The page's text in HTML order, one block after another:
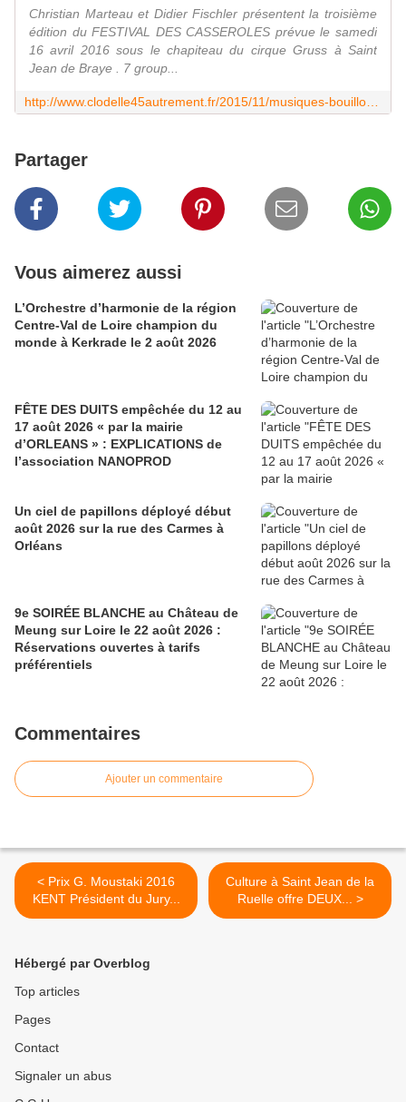
Christian Marteau et Didier Fischler présentent la troisième
édition du FESTIVAL DES CASSEROLES prévue le samedi
16 avril 2016 sous le chapiteau du cirque Gruss à Saint
Jean de Braye . 7 group...
Partager
Vous aimerez aussi
L’Orchestre d’harmonie de la région
Centre-Val de Loire champion du
monde à Kerkrade le 2 août 2026
FÊTE DES DUITS empêchée du 12 au
17 août 2026 « par la mairie
d’ORLEANS » : EXPLICATIONS de
l’association NANOPROD
Un ciel de papillons déployé début
août 2026 sur la rue des Carmes à
Orléans
9e SOIRÉE BLANCHE au Château de
Meung sur Loire le 22 août 2026 :
Réservations ouvertes à tarifs
préférentiels
Commentaires
Ajouter un commentaire
< Prix G. Moustaki 2016
KENT Président du Jury...
Culture à Saint Jean de la
Ruelle​ offre DEUX... >
Hébergé par Overblog
Top articles
Pages
Contact
Signaler un abus